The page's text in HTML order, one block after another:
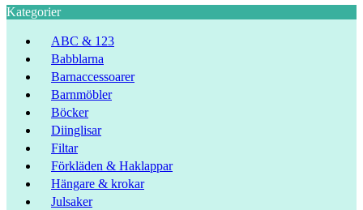
Kategorier
ABC & 123
Babblarna
Barnaccessoarer
Barnmöbler
Böcker
Diinglisar
Filtar
Förkläden & Haklappar
Hängare & krokar
Julsaker